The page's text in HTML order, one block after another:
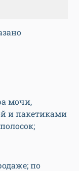
мочи,
и пакетиками
по